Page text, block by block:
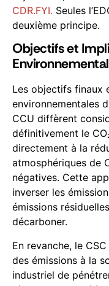
CDR.FYI. Seules
deuxième principe.
Objectifs et
Les objectifs finaux
environnementales
CCU diffèrent
définitivement le
directement à la
atmosphériques de
négatives. Cette
inverser les
émissions
décarboner.
En revanche, le
des émissions à la
industriel de